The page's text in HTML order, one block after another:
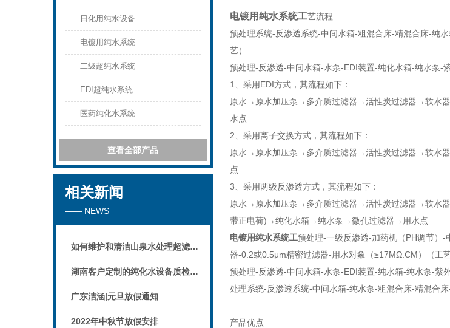
电镀用纯水系统工艺流程
预处理系统-反渗透系统-中间水箱-粗混合床-精混合床-纯
艺）
预处理-反渗透-中间水箱-水泵-EDI装置-纯化水箱-纯水泵-
1、采用EDI方式，其流程如下：
原水→原水加压泵→多介质过滤器→活性炭过滤器→软
水点
2、采用离子交换方式，其流程如下：
原水→原水加压泵→多介质过滤器→活性炭过滤器→软水
点
3、采用两级反渗透方式，其流程如下：
原水→原水加压泵→多介质过滤器→活性炭过滤器→软水
带正电荷)→纯化水箱→纯水泵→微孔过滤器→用水点
电镀用纯水系统工预处理-一级反渗透-加药机（PH调节）
器-0.2或0.5μm精密过滤器-用水对象（≥17MΩ.CM）（工艺
预处理-反渗透-中间水箱-水泵-EDI装置-纯水箱-纯水泵-紫
处理系统-反渗透系统-中间水箱-纯水泵-粗混合床-精混合
产品优点
日化用纯水设备
电镀用纯水系统
二级超纯水系统
EDI超纯水系统
医药纯化水系统
查看全部产品
相关新闻
—— NEWS
如何维护和清洁山泉水处理超滤系统
湖南客户定制的纯化水设备质检后准备发货！
广东洁涵|元旦放假通知
2022年中秋节放假安排